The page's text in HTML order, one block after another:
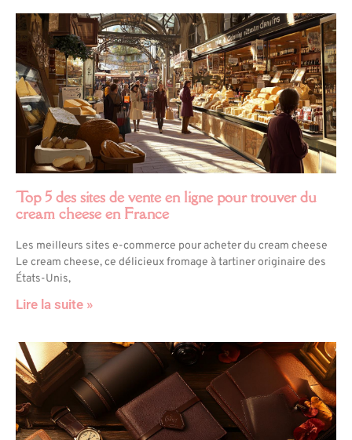
Top 5 des sites de vente en ligne pour trouver du
cream cheese en France
Les meilleurs sites e-commerce pour acheter du cream cheese
Le cream cheese, ce délicieux fromage à tartiner originaire des
États-Unis,
Lire la suite »